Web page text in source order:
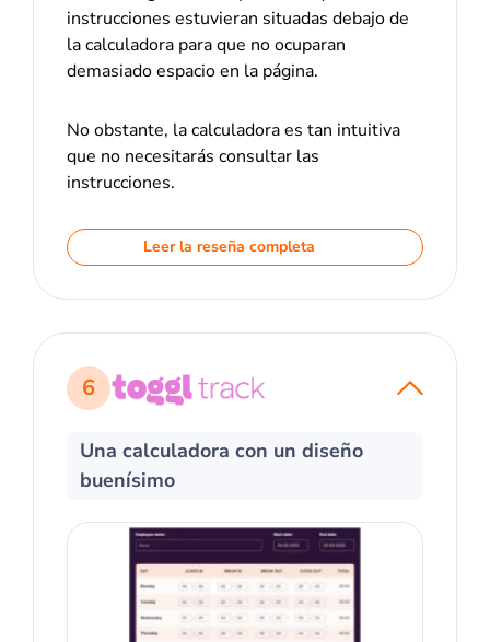
instrucciones estuvieran situadas debajo de
la calculadora para que no ocuparan
demasiado espacio en la página.
No obstante, la calculadora es tan intuitiva
que no necesitarás consultar las
instrucciones.
Leer la reseña completa
6
Una calculadora con un diseño
buenísimo